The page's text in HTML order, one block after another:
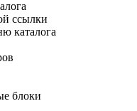
ссылки
каталога
блоки